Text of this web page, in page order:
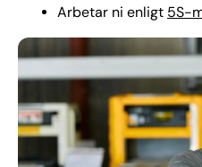
Arbetar ni enligt 5S-